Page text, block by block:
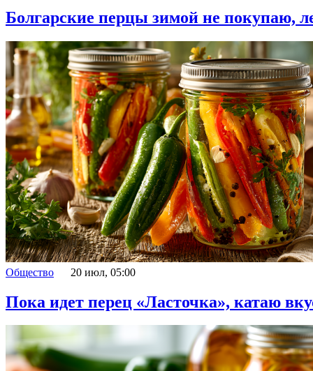
Болгарские перцы зимой не покупаю,
Общество 20 июл, 05:00
Пока идет перец «Ласточка», катаю